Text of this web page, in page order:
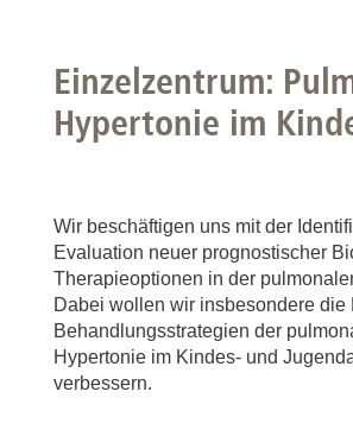
Einzelzentrum:
Hypertonie im
Wir beschäftigen uns mit der
Evaluation neuer prognostischer
Therapieoptionen in der
Dabei wollen wir insbesondere die
Behandlungsstrategien der
Hypertonie im Kindes- und
verbessern.